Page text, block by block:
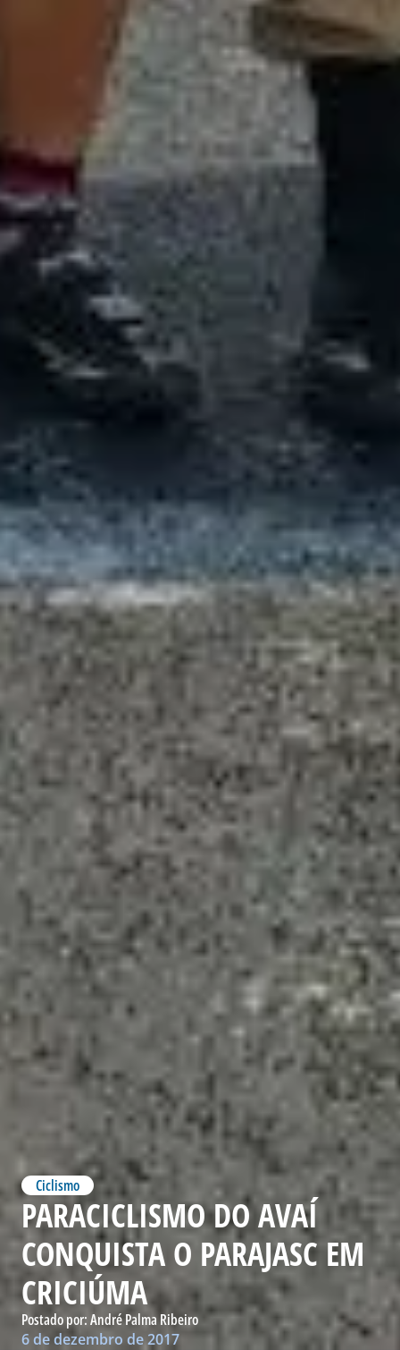
Ciclismo
PARACICLISMO DO AVAÍ
CONQUISTA O PARAJASC EM
CRICIÚMA
Postado por:André Palma Ribeiro
6 de dezembro de 2017